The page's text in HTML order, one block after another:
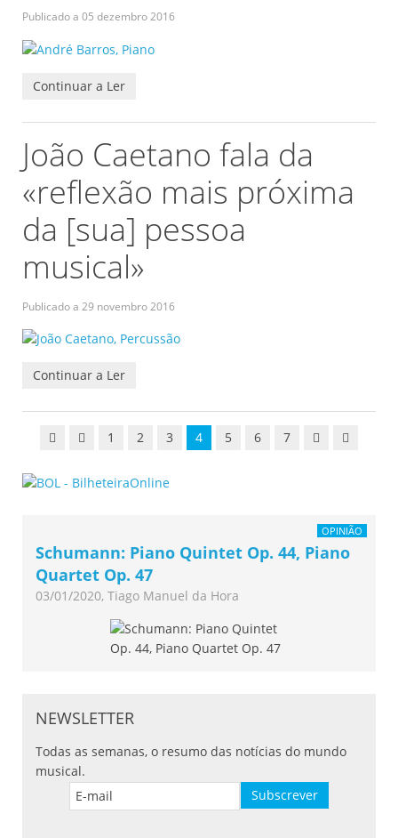
Publicado a 05 dezembro 2016
Continuar a Ler
João Caetano fala da
«reflexão mais próxima
da [sua] pessoa
musical»
Publicado a 29 novembro 2016
Continuar a Ler
1 2 3 4 5 6 7
OPINIÃO
Schumann: Piano Quintet Op. 44, Piano
Quartet Op. 47
03/01/2020, Tiago Manuel da Hora
NEWSLETTER
Todas as semanas, o resumo das notícias do mundo
musical.